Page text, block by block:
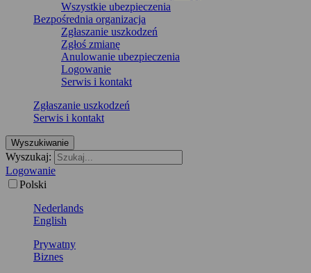
Wszystkie ubezpieczenia
Bezpośrednia organizacja
Zgłaszanie uszkodzeń
Zgłoś zmianę
Anulowanie ubezpieczenia
Logowanie
Serwis i kontakt
Zgłaszanie uszkodzeń
Serwis i kontakt
Wyszukiwanie
Wyszukaj:
Logowanie
Polski
Nederlands
English
Prywatny
Biznes